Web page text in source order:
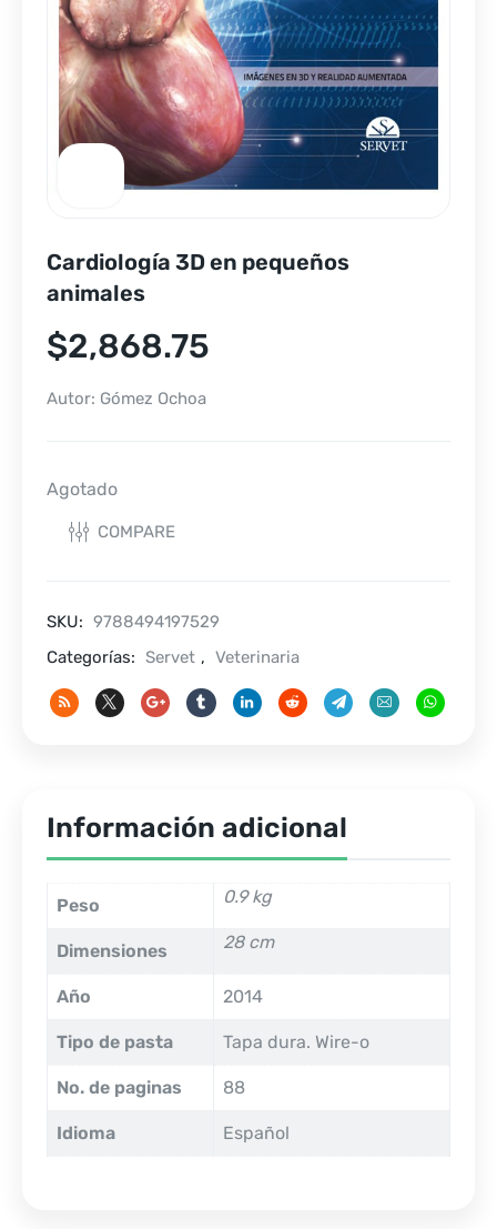
Cardiología 3D en pequeños
animales
$2,868.75
Autor: Gómez Ochoa
Agotado
COMPARE
SKU: 9788494197529
Categorías: Servet , Veterinaria
Información adicional
Peso 0.9 kg
Dimensiones 28 cm
Año 2014
Tipo de pasta Tapa dura. Wire-o
No. de paginas 88
Idioma Español